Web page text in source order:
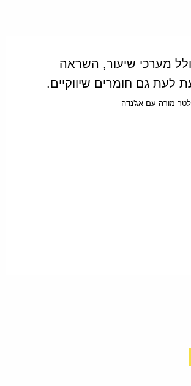
מערכי שיעור, השראה
לעת גם חומרים שיווקיים.
מורה עם אג'נדה